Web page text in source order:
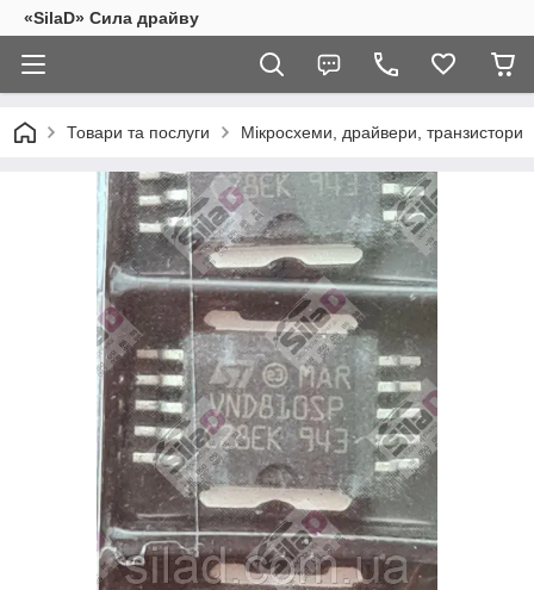
«SilaD» Сила драйву
Товари та послуги Мікросхеми, драйвери, транзистори